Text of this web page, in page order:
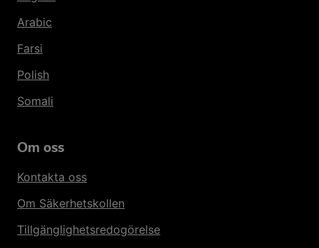
Arabic
Farsi
Polish
Somali
Om oss
Kontakta oss
Om Säkerhetskollen
Tillgänglighetsredogörelse